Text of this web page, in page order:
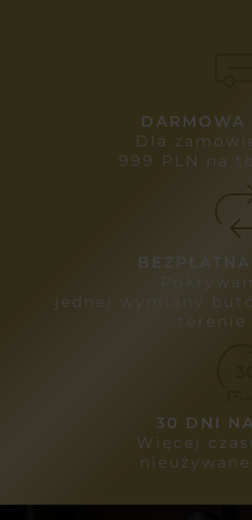
DARMOWA
Dla
999 PLN na
jednej wymiany
terenie
30 DNI
Więcej